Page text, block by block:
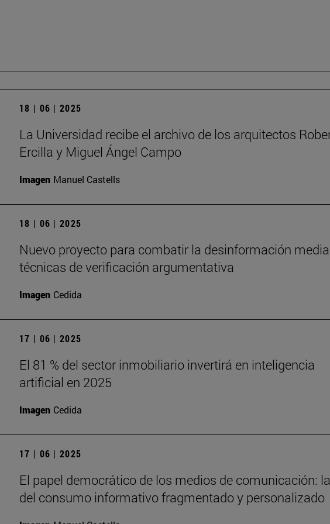
18 | 06 | 2025
La Universidad recibe el archivo de los arquitectos
Ercilla y Miguel Ángel Campo
Imagen Manuel Castells
18 | 06 | 2025
Nuevo proyecto para combatir la desinformación
técnicas de verificación argumentativa
Imagen Cedida
17 | 06 | 2025
El 81 % del sector inmobiliario invertirá en inteligencia
artificial en 2025
Imagen Cedida
17 | 06 | 2025
El papel democrático de los medios de comunicación:
del consumo informativo fragmentado y personalizado